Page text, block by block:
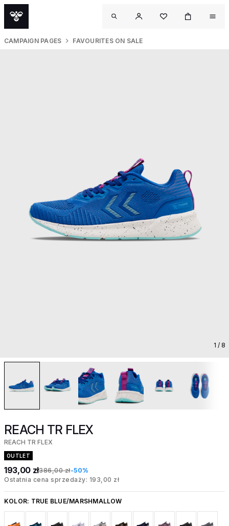
CAMPAIGN PAGES FAVOURITES ON SALE
1 / 8
REACH TR FLEX
REACH TR FLEX
OUTLET
193,00 zł386,00 zł-50%
Ostatnia cena sprzedaży: 193,00 zł
KOLOR: TRUE BLUE/MARSHMALLOW